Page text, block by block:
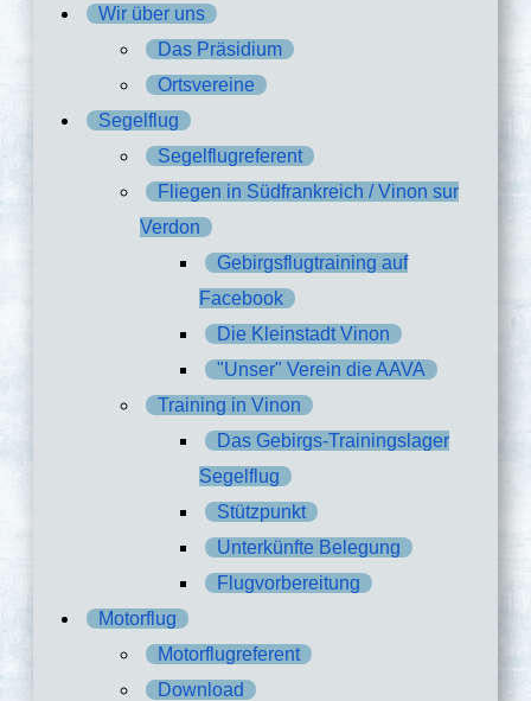
Wir über uns
Das Präsidium
Ortsvereine
Segelflug
Segelflugreferent
Fliegen in Südfrankreich / Vinon sur
Verdon
Gebirgsflugtraining auf
Facebook
Die Kleinstadt Vinon
"Unser" Verein die AAVA
Training in Vinon
Das Gebirgs-Trainingslager
Segelflug
Stützpunkt
Unterkünfte Belegung
Flugvorbereitung
Motorflug
Motorflugreferent
Download